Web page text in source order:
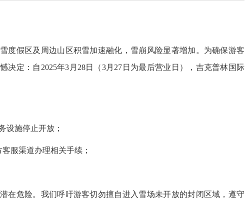
假区及周边山区积雪加速融化，雪崩风险显著增加。为确保游客
决定：自2025年3月28日（3月27日为最后营业日），吉克普林国际
设施停止开放；
服渠道办理相关手续；
危险。我们呼吁游客切勿擅自进入雪场未开放的封闭区域，遵守